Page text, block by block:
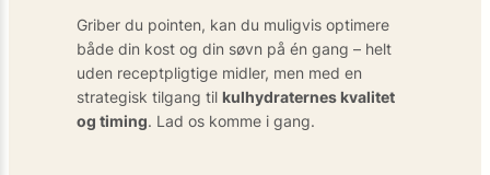
Griber du pointen, kan du muligvis optimere
både din kost og din søvn på én gang – helt
uden receptpligtige midler, men med en
strategisk tilgang til kulhydraternes kvalitet
og timing. Lad os komme i gang.